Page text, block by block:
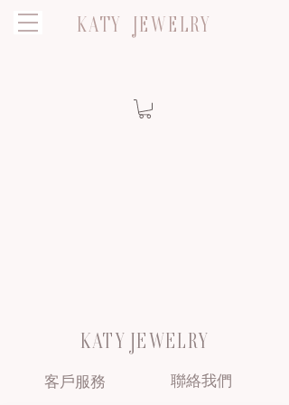
KATY JEWELRY
KATY JEWELRY
客戶服務 聯絡我們